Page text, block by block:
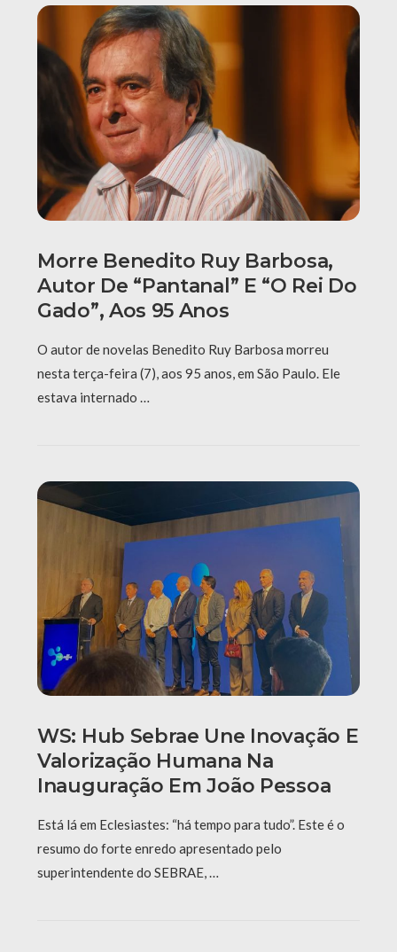
Morre Benedito Ruy Barbosa,
Autor De “Pantanal” E “O Rei Do
Gado”, Aos 95 Anos
O autor de novelas Benedito Ruy Barbosa morreu
nesta terça-feira (7), aos 95 anos, em São Paulo. Ele
estava internado …
WS: Hub Sebrae Une Inovação E
Valorização Humana Na
Inauguração Em João Pessoa
Está lá em Eclesiastes: “há tempo para tudo”. Este é o
resumo do forte enredo apresentado pelo
superintendente do SEBRAE, …